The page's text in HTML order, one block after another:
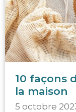
10 façons
la maison
5 octobre